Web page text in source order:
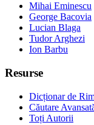
Mihai Eminescu
George Bacovia
Lucian Blaga
Tudor Arghezi
Ion Barbu
Resurse
Dicționar de
Căutare
Toți Autorii